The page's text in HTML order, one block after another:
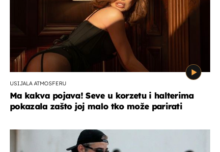
USIJALA ATMOSFERU
Ma kakva pojava! Seve u korzetu i halterima
pokazala zašto joj malo tko može parirati